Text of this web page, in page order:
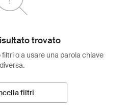
trovato
o a usare una parola chiave
diversa.
filtri